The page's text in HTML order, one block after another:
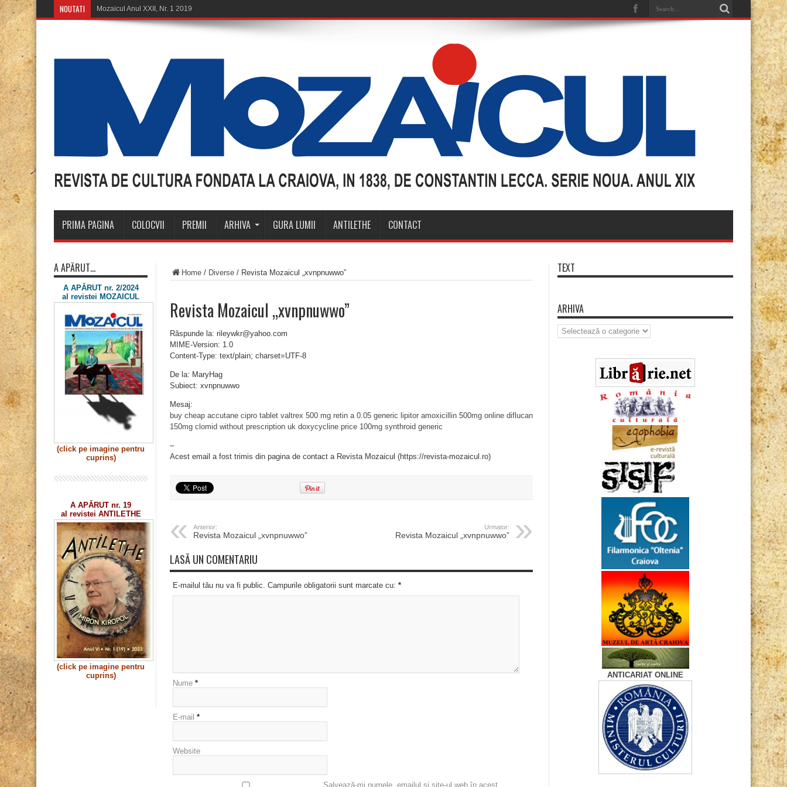
NOUTATI Mozaicul Anul XXII, Nr. 1 2019
PRIMA PAGINA COLOCVII PREMII ARHIVA GURA LUMII ANTILETHE CONTACT
Home / Diverse / Revista Mozaicul „xvnpnuwwo”
Revista Mozaicul „xvnpnuwwo”
Răspunde la: rileywkr@yahoo.com
MIME-Version: 1.0
Content-Type: text/plain; charset=UTF-8
De la: MaryHag
Subiect: xvnpnuwwo
Mesaj:
buy cheap accutane cipro tablet valtrex 500 mg retin a 0.05 generic lipitor amoxicillin 500mg online diflucan
150mg clomid without prescription uk doxycycline price 100mg synthroid generic
–
Acest email a fost trimis din pagina de contact a Revista Mozaicul (https://revista-mozaicul.ro)
Anterior:
Revista Mozaicul „xvnpnuwwo”
Urmator:
Revista Mozaicul „xvnpnuwwo”
LASĂ UN COMENTARIU
E-mailul tău nu va fi public. Campurile obligatorii sunt marcate cu: *
Nume *
E-mail *
Website
Salvează-mi numele, emailul și site-ul web în acest
A APĂRUT…
A APĂRUT nr. 2/2024
al revistei MOZAICUL
(click pe imagine pentru
cuprins)
A APĂRUT nr. 19
al revistei ANTILETHE
(click pe imagine pentru
cuprins)
TEXT
ARHIVA
Arhiva
ANTICARIAT ONLINE